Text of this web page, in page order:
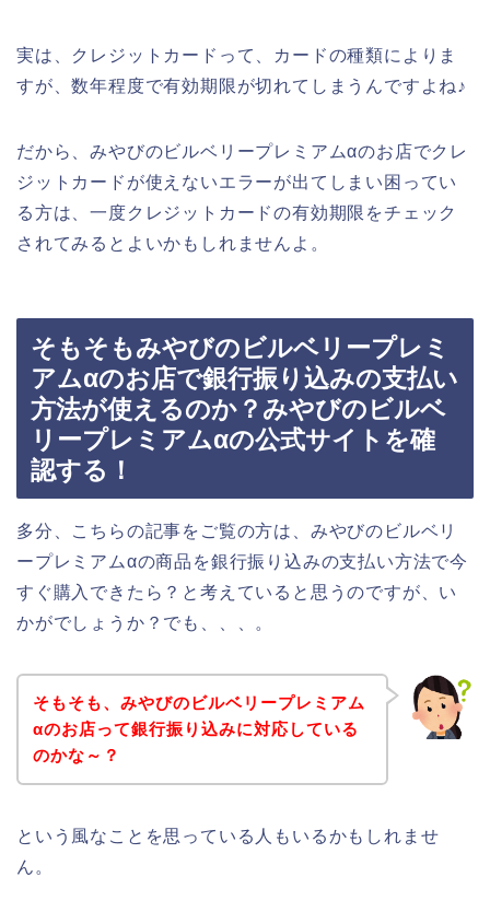
実は、クレジットカードって、カードの種類によりま
すが、数年程度で有効期限が切れてしまうんですよね♪
だから、みやびのビルベリープレミアムαのお店でクレ
ジットカードが使えないエラーが出てしまい困ってい
る方は、一度クレジットカードの有効期限をチェック
されてみるとよいかもしれませんよ。
そもそもみやびのビルベリープレミ
アムαのお店で銀行振り込みの支払い
方法が使えるのか？みやびのビルベ
リープレミアムαの公式サイトを確
認する！
多分、こちらの記事をご覧の方は、みやびのビルベリ
ープレミアムαの商品を銀行振り込みの支払い方法で今
すぐ購入できたら？と考えていると思うのですが、い
かがでしょうか？でも、、、。
そもそも、みやびのビルベリープレミアム
αのお店って銀行振り込みに対応している
のかな～？
という風なことを思っている人もいるかもしれませ
ん。